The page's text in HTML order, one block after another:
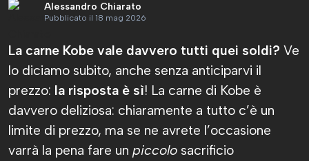
Alessandro Chiarato
Pubblicato il 18 mag 2026
La carne Kobe vale davvero tutti quei soldi? Ve
lo diciamo subito, anche senza anticiparvi il
prezzo: la risposta è sì! La carne di Kobe è
davvero deliziosa: chiaramente a tutto c’è un
limite di prezzo, ma se ne avrete l’occasione
varrà la pena fare un piccolo sacrificio